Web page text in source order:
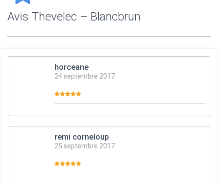
Avis Thevelec – Blancbrun
horceane
24 septembre 2017
remi corneloup
25 septembre 2017